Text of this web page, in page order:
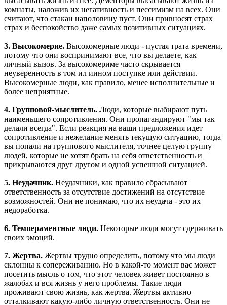
комнаты, наложив их негативность и пессимизм на всех. Они
считают, что стакан наполовину пуст. Они привносят страх
страх и беспокойство даже самых позитивных ситуациях.
3. Высокомерие. Высокомерные люди - пустая трата времени,
потому что они воспринимают все, что вы делаете, как
личный вызов. За высокомериме часто скрывается
неуверенность в том ил иином поступке или действии.
Высокомерные люди, как правило, менее исполнительные и
более неприятные.
4. Групповой-мыслитель. Люди, которые выбирают путь
наименьшего сопротивления. Они пропагандируют "мы так
делали всегда". Если реакция на ваши предложения идет
сопротивление и нежелание менять текущую ситуацию, тогда
вы попали на группового мыслителя, точнее целую группу
людей, которые не хотят брать на себя ответственность и
прикрываются друг другом и одной успешной ситуацией.
5. Неудачник. Неудачники, как правило сбрасывают
ответственность за отсутствие достижений на отсутствие
возможностей. Они не понимаю, что их неудача - это их
недоработка.
6. Темпераментные люди. Некоторые люди могут сдерживать
своих эмоций.
7. Жертва. Жертвы трудно определить, потому что мы люди
склонны к сопереживанию. Но в какой-то момент вас может
посетить мысль о том, что этот человек живет постоянно в
жалобах и вся жизнь у него проблемы. Такие люди
проживают свою жизнь, как жертва. Жертвы активно
отталкивают какую-либо личную ответственность. Они не